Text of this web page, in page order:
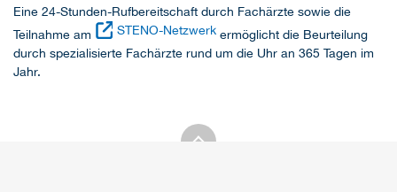
Eine 24-Stunden-Rufbereitschaft durch Fachärzte sowie die
Teilnahme am
STENO-Netzwerk ermöglicht die Beurteilung
durch spezialisierte Fachärzte rund um die Uhr an 365 Tagen im
Jahr.